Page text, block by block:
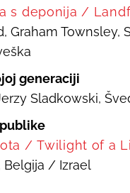
s deponija /
Graham Townsley,
generaciji
Sladkowski,
/Twilight of a
Belgija / Izrael